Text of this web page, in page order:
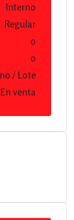
Interno
Regular
0
0
/ Lote
En venta